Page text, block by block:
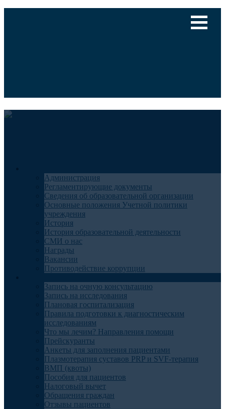
Администрация
Регламентирующие документы
Сведения об образовательной организации
Основные положения Учетной политики
учреждения
История
История образовательной деятельности
СМИ о нас
Награды
Вакансии
Противодействие коррупции
Запись на очную консультацию
Запись на исследования
Плановая госпитализация
Правила подготовки к диагностическим
исследованиям
Что мы лечим? Направления помощи
Прейскуранты
Анкеты для заполнения пациентами
Плазмотерапия суставов PRP и SVF-терапия
ВМП (квоты)
Пособия для пациентов
Налоговый вычет
Обращения граждан
Отзывы пациентов